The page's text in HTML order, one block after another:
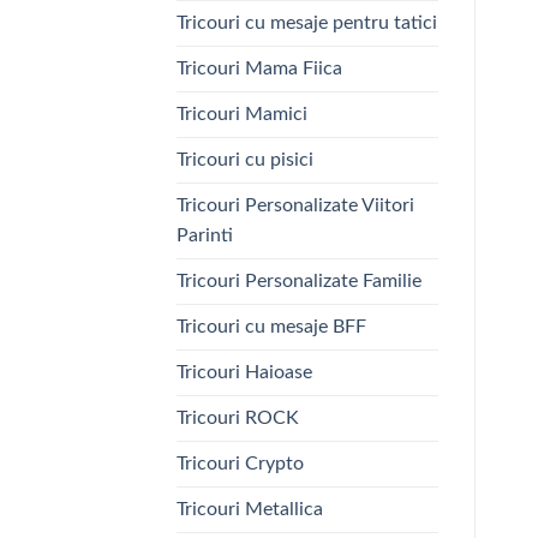
Tricouri cu mesaje pentru tatici
Tricouri Mama Fiica
Tricouri Mamici
Tricouri cu pisici
Tricouri Personalizate Viitori
Parinti
Tricouri Personalizate Familie
Tricouri cu mesaje BFF
Tricouri Haioase
Tricouri ROCK
Tricouri Crypto
Tricouri Metallica